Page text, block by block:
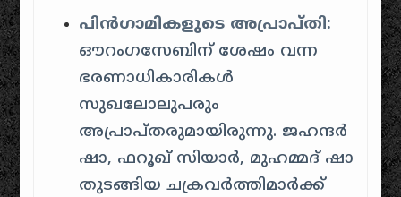
പിൻഗാമികളുടെ അപ്രാപ്തി:
ഔറംഗസേബിന് ശേഷം വന്ന
ഭരണാധികാരികൾ
സുഖലോലുപരും
അപ്രാപ്തരുമായിരുന്നു. ജഹന്ദർ
ഷാ, ഫറൂഖ് സിയാർ, മുഹമ്മദ് ഷാ
തുടങ്ങിയ ചക്രവർത്തിമാർക്ക്